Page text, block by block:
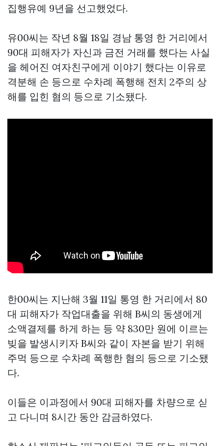
집행유예 9년을 선고했었다.
유00씨는 작년 8월 18일 경남 통영 한 거리에서
90대 피해자가 자신과 금전 거래를 했다는 사실
을 헤어진 여자친구에게 이야기 했다는 이유로
격분해 손 등으로 수차례 폭행해 전치 2주의 상
해를 입힌 혐의 등으로 기소됐다.
한00씨는 지난해 3월 11일 통영 한 거리에서 80
대 피해자가 작업대출을 위해 B씨의 동생에게
소액결제를 하게 하는 등 약 830만 원에 이르는
빚을 발생시키자 B씨와 같이 자본을 받기 위해
주먹 등으로 수차례 폭행한 혐의 등으로 기소됐
다.
이들은 이과정에서 90대 피해자를 차량으로 싣
고 다니며 8시간 동안 감금하였다.